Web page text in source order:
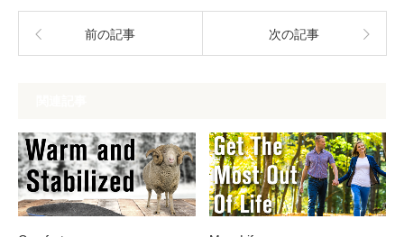
前の記事 次の記事